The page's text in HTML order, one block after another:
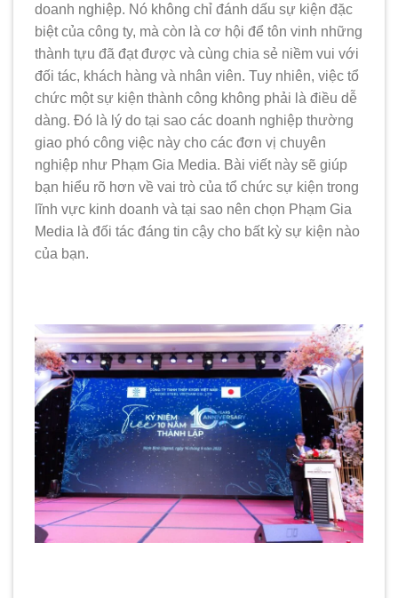
doanh nghiệp. Nó không chỉ đánh dấu sự kiện đặc
biệt của công ty, mà còn là cơ hội để tôn vinh những
thành tựu đã đạt được và cùng chia sẻ niềm vui với
đối tác, khách hàng và nhân viên. Tuy nhiên, việc tổ
chức một sự kiện thành công không phải là điều dễ
dàng. Đó là lý do tại sao các doanh nghiệp thường
giao phó công việc này cho các đơn vị chuyên
nghiệp như Phạm Gia Media. Bài viết này sẽ giúp
bạn hiểu rõ hơn về vai trò của tổ chức sự kiện trong
lĩnh vực kinh doanh và tại sao nên chọn Phạm Gia
Media là đối tác đáng tin cậy cho bất kỳ sự kiện nào
của bạn.